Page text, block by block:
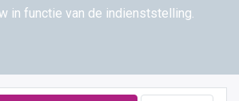
in functie van de indienststelling.